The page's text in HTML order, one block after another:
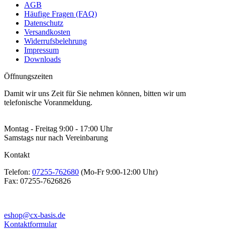
AGB
Häufige Fragen (FAQ)
Datenschutz
Versandkosten
Widerrufsbelehrung
Impressum
Downloads
Öffnungszeiten
Damit wir uns Zeit für Sie nehmen können, bitten wir um
telefonische Voranmeldung.
Montag - Freitag 9:00 - 17:00 Uhr
Samstags nur nach Vereinbarung
Kontakt
Telefon: 07255-762680 (Mo-Fr 9:00-12:00 Uhr)
Fax: 07255-7626826
eshop@cx-basis.de
Kontaktformular